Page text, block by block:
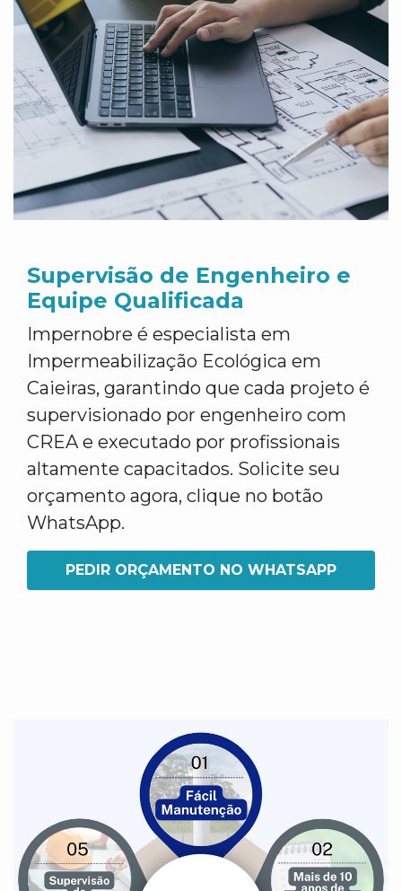
Supervisão de Engenheiro e
Equipe Qualificada
Impernobre é especialista em
Impermeabilização Ecológica em
Caieiras, garantindo que cada projeto é
supervisionado por engenheiro com
CREA e executado por profissionais
altamente capacitados. Solicite seu
orçamento agora, clique no botão
WhatsApp.
PEDIR ORÇAMENTO NO WHATSAPP